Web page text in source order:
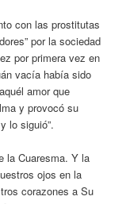
con las prostitutas
por la sociedad
por primera vez en
vacía había sido
amor que
y provocó su
lo siguió”.
la Cuaresma. Y la
ojos en la
corazones a Su